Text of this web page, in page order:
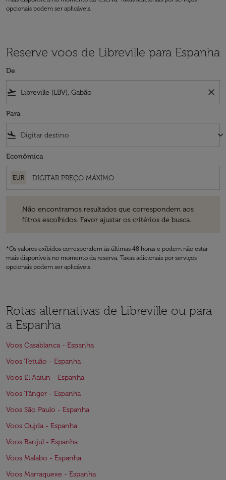
opcionais podem ser aplicáveis.
Reserve voos de Libreville para Espanha
De
flight_takeoff close
Para
flight_land keyboard_arrow_down
Econômica
EUR
Não encontramos resultados que correspondem aos
filtros escolhidos. Favor ajustar os critérios de busca.
*Os valores exibidos correspondem às últimas 48 horas e podem não estar
mais disponíveis no momento da reserva. Taxas adicionais por serviços
opcionais podem ser aplicáveis.
Rotas alternativas de Libreville ou para
a Espanha
Voos Casablanca - Espanha
Voos Tetuão - Espanha
Voos El Aaiún - Espanha
Voos Tânger - Espanha
Voos São Paulo - Espanha
Voos Oujda - Espanha
Voos Banjul - Espanha
Voos Malabo - Espanha
Voos Marraquexe - Espanha